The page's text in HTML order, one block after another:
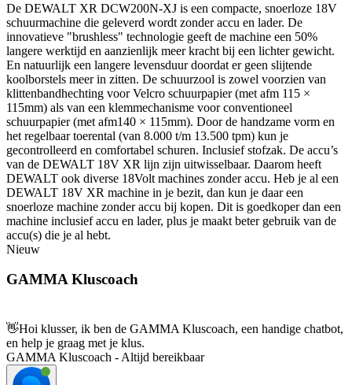
De DEWALT XR DCW200N-XJ is een compacte, snoerloze 18V
schuurmachine die geleverd wordt zonder accu en lader. De
innovatieve "brushless" technologie geeft de machine een 50%
langere werktijd en aanzienlijk meer kracht bij een lichter gewicht.
En natuurlijk een langere levensduur doordat er geen slijtende
koolborstels meer in zitten. De schuurzool is zowel voorzien van
klittenbandhechting voor Velcro schuurpapier (met afm 115 ×
115mm) als van een klemmechanisme voor conventioneel
schuurpapier (met afm140 × 115mm). Door de handzame vorm en
het regelbaar toerental (van 8.000 t/m 13.500 tpm) kun je
gecontrolleerd en comfortabel schuren. Inclusief stofzak. De accu’s
van de DEWALT 18V XR lijn zijn uitwisselbaar. Daarom heeft
DEWALT ook diverse 18Volt machines zonder accu. Heb je al een
DEWALT 18V XR machine in je bezit, dan kun je daar een
snoerloze machine zonder accu bij kopen. Dit is goedkoper dan een
machine inclusief accu en lader, plus je maakt beter gebruik van de
accu(s) die je al hebt.
Nieuw
GAMMA Kluscoach
👋Hoi klusser, ik ben de GAMMA Kluscoach, een handige chatbot,
en help je graag met je klus.
GAMMA Kluscoach - Altijd bereikbaar